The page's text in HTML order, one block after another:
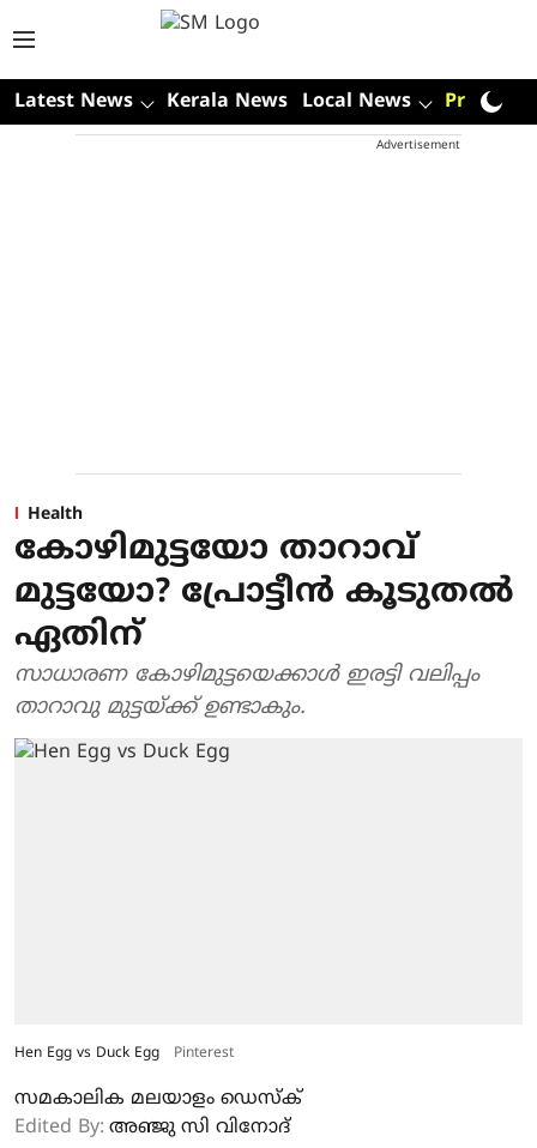
Latest News Kerala News Local News Premium
Advertisement
Health
കോഴിമുട്ടയോ താറാവ്
മുട്ടയോ? പ്രോട്ടീൻ കൂടുതൽ
ഏതിന്
സാധാരണ കോഴിമുട്ടയെക്കാൾ ഇരട്ടി വലിപ്പം
താറാവു മുട്ടയ്ക്ക് ഉണ്ടാകും.
Hen Egg vs Duck Egg Pinterest
സമകാലിക മലയാളം ഡെസ്ക്
Edited By: അഞ്ജു സി വിനോദ്‌